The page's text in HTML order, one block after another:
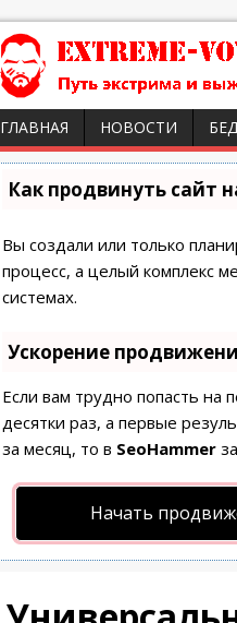
ГЛАВНАЯ НОВОСТИ
Как продвинуть сайт
Вы создали или только
процесс, а целый комплекс
системах.
Ускорение
Если вам трудно попасть на
десятки раз, а первые
за месяц, то в SeoHammer
Начать